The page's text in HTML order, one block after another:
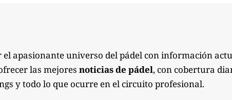
apasionante universo del pádel con información
las mejores noticias de pádel, con cobertura
y todo lo que ocurre en el circuito profesional.